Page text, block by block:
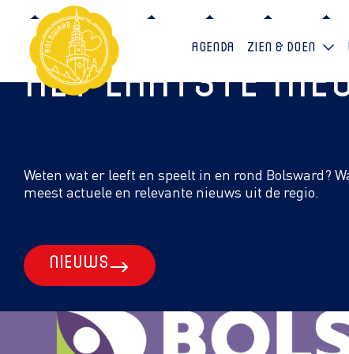
Agenda Zien & doen
Het laatste
Weten wat er leeft en speelt in en rond Bolsward?
meest actuele en relevante nieuws uit de regio.
Nieuws